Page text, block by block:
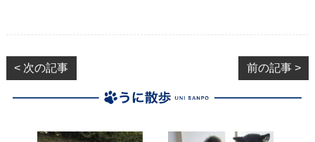
< 次の記事 前の記事 >